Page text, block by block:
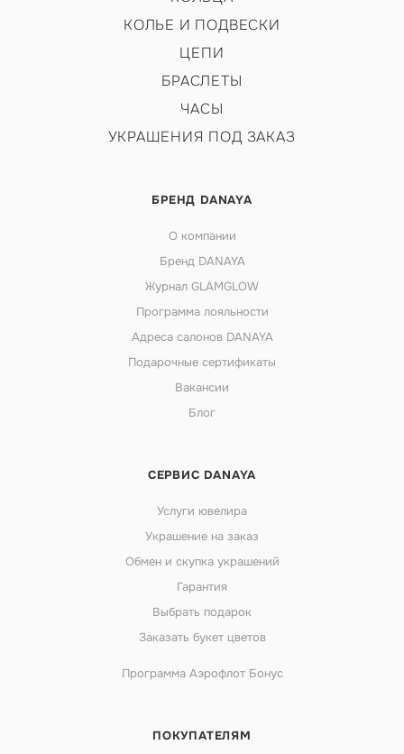
КОЛЬЕ И ПОДВЕСКИ
ЦЕПИ
БРАСЛЕТЫ
ЧАСЫ
УКРАШЕНИЯ ПОД ЗАКАЗ
БРЕНД DANAYA
О компании
Бренд DANAYA
Журнал GLAMGLOW
Программа лояльности
Адреса салонов DANAYA
Подарочные сертификаты
Вакансии
Блог
СЕРВИС DANAYA
Услуги ювелира
Украшение на заказ
Обмен и скупка украшений
Гарантия
Выбрать подарок
Заказать букет цветов
Программа Аэрофлот Бонус
ПОКУПАТЕЛЯМ